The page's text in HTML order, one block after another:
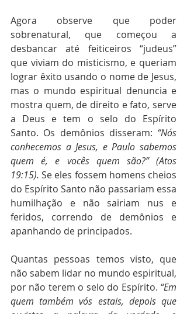
Agora observe que poder
sobrenatural, que começou a
desbancar até feiticeiros “judeus”
que viviam do misticismo, e queriam
lograr êxito usando o nome de Jesus,
mas o mundo espiritual denuncia e
mostra quem, de direito e fato, serve
a Deus e tem o selo do Espírito
Santo. Os demônios disseram: “Nós
conhecemos a Jesus, e Paulo sabemos
quem é, e vocês quem são?” (Atos
19:15). Se eles fossem homens cheios
do Espírito Santo não passariam essa
humilhação e não sairiam nus e
feridos, correndo de demônios e
apanhando de principados.
Quantas pessoas temos visto, que
não sabem lidar no mundo espiritual,
por não terem o selo do Espírito. “Em
quem também vós estais, depois que